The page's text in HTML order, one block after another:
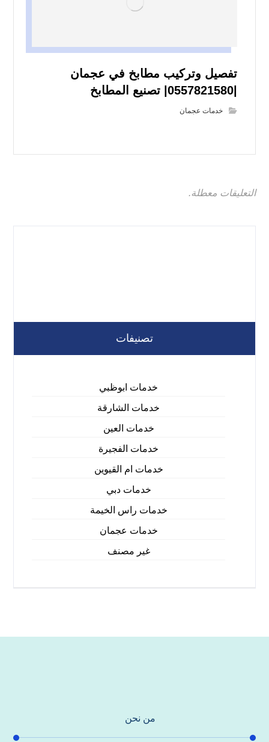
تفصيل وتركيب مطابخ في عجمان
|0557821580| تصنيع المطابخ
خدمات عجمان
التعليقات معطلة.
تصنيفات
خدمات ابوظبي
خدمات الشارقة
خدمات العين
خدمات الفجيرة
خدمات ام القيوين
خدمات دبي
خدمات راس الخيمة
خدمات عجمان
غير مصنف
من نحن